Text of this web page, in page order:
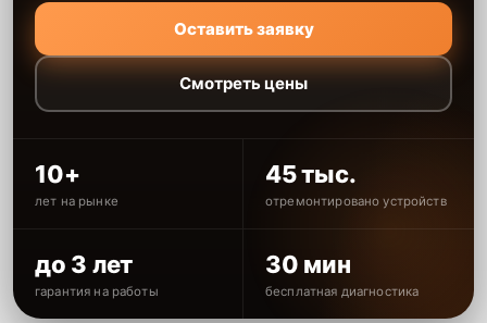
Оставить заявку
Смотреть цены
10+
лет на рынке
45 тыс.
отремонтировано устройств
до 3 лет
гарантия на работы
30 мин
бесплатная диагностика